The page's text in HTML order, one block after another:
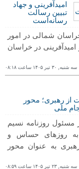
امیدآفرینی و جهاد
تبیین رسالت
رسانه‌است
شمالی در امور
در خراسان
سه شنبه, ٣۰ تیر ١۴۰۵ ساعت ۰٨:١٨
از رهبری؛ محور
ملی
مسئول روزنامه نسیم
به روزهای حساس و
به عنوان محور
سه شنبه, ٢٣ تیر ١۴۰۵ ساعت ۰٨:۵٩